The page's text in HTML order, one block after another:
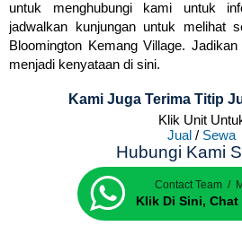
untuk menghubungi kami untuk
jadwalkan kunjungan untuk melihat
Bloomington Kemang Village.
menjadi kenyataan di sini.
Kami Juga Terima Titip
Klik Unit
Jual / Sewa
Hubungi Kami
Contact Team /
Klik Di Sini, Chat